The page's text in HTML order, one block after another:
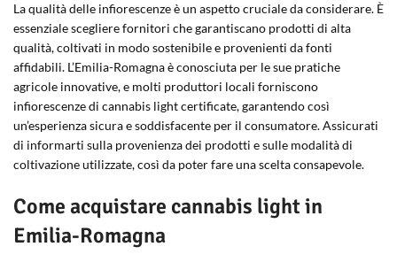
La qualità delle infiorescenze è un aspetto cruciale da considerare. È
essenziale scegliere fornitori che garantiscano prodotti di alta
qualità, coltivati in modo sostenibile e provenienti da fonti
affidabili. L’Emilia-Romagna è conosciuta per le sue pratiche
agricole innovative, e molti produttori locali forniscono
infiorescenze di cannabis light certificate, garantendo così
un’esperienza sicura e soddisfacente per il consumatore. Assicurati
di informarti sulla provenienza dei prodotti e sulle modalità di
coltivazione utilizzate, così da poter fare una scelta consapevole.
Come acquistare cannabis light in
Emilia-Romagna